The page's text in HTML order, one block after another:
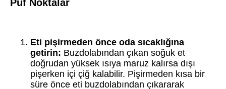
Püf Noktalar
Eti pişirmeden önce oda sıcaklığına
getirin: Buzdolabından çıkan soğuk et
doğrudan yüksek ısıya maruz kalırsa dışı
pişerken içi çiğ kalabilir. Pişirmeden kısa bir
süre önce eti buzdolabından çıkararak